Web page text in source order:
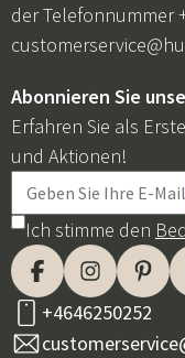
der Telefonnummer
Abonnieren Sie
Erfahren Sie als
und Aktionen!
Ich stimme den
+4646250252